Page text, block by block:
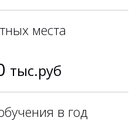
места
тыс.руб
в год